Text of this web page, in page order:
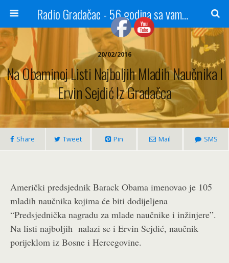
Radio Gradačac - 56 godina sa vama...
20/02/2016
Na Obaminoj Listi Najboljih Mladih Naučnika I
Ervin Sejdić Iz Gradačca
Share Tweet Pin Mail SMS
Američki predsjednik Barack Obama imenovao je 105
mladih naučnika kojima će biti dodijeljena
“Predsjednička nagradu za mlade naučnike i inžinjere”.
Na listi najboljih nalazi se i Ervin Sejdić, naučnik
porijeklom iz Bosne i Hercegovine.